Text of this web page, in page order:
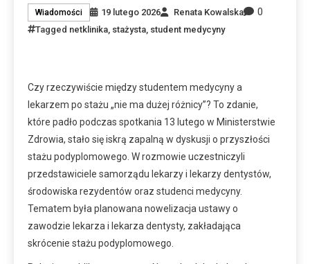
Wiadomości 19 lutego 2026 Renata Kowalska 0
Tagged netklinika, stażysta, student medycyny
Czy rzeczywiście między studentem medycyny a
lekarzem po stażu „nie ma dużej różnicy”? To zdanie,
które padło podczas spotkania 13 lutego w Ministerstwie
Zdrowia, stało się iskrą zapalną w dyskusji o przyszłości
stażu podyplomowego. W rozmowie uczestniczyli
przedstawiciele samorządu lekarzy i lekarzy dentystów,
środowiska rezydentów oraz studenci medycyny.
Tematem była planowana nowelizacja ustawy o
zawodzie lekarza i lekarza dentysty, zakładająca
skrócenie stażu podyplomowego.